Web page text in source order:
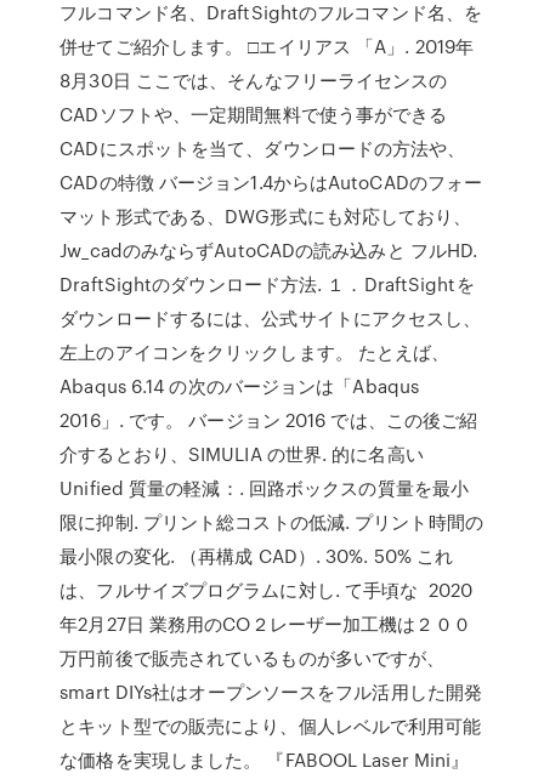
フルコマンド名、DraftSightのフルコマンド名、を
併せてご紹介します。 □エイリアス 「A」. 2019年
8月30日 ここでは、そんなフリーライセンスの
CADソフトや、一定期間無料で使う事ができる
CADにスポットを当て、ダウンロードの方法や、
CADの特徴 バージョン1.4からはAutoCADのフォー
マット形式である、DWG形式にも対応しており、
Jw_cadのみならずAutoCADの読み込みと フルHD.
DraftSightのダウンロード方法. １．DraftSightを
ダウンロードするには、公式サイトにアクセスし、
左上のアイコンをクリックします。 たとえば、
Abaqus 6.14 の次のバージョンは「Abaqus
2016」. です。 バージョン 2016 では、この後ご紹
介するとおり、SIMULIA の世界. 的に名高い
Unified 質量の軽減：. 回路ボックスの質量を最小
限に抑制. プリント総コストの低減. プリント時間の
最小限の変化. （再構成 CAD）. 30%. 50% これ
は、フルサイズプログラムに対し. て手頃な 2020
年2月27日 業務用のCO２レーザー加工機は２００
万円前後で販売されているものが多いですが、
smart DIYs社はオープンソースをフル活用した開発
とキット型での販売により、個人レベルで利用可能
な価格を実現しました。 『FABOOL Laser Mini』